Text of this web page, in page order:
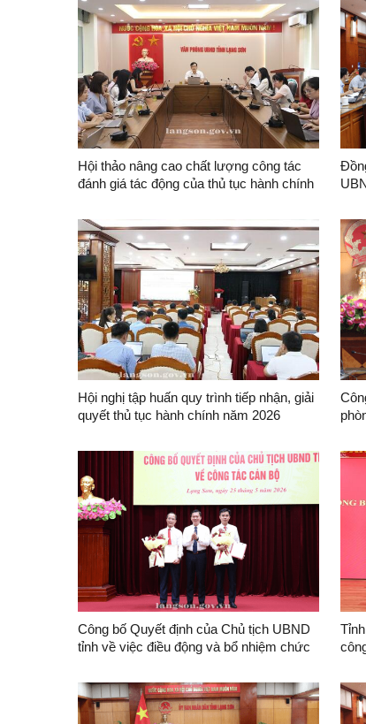
Hội thảo nâng cao chất lượng công tác
đánh giá tác động của thủ tục hành chính
thủ tục hành chính
Hội nghị tập huấn quy trình tiếp nhận, giải
quyết thủ tục hành chính năm 2026
Công bố Quyết định của Chủ tịch UBND
tỉnh về việc điều động và bổ nhiệm chức
Phó Giám đốc Ban Quản lý dự án đầu tư
xây dựng công trình giao thông tỉnh